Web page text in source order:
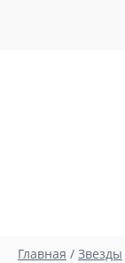
Главная / Звезды